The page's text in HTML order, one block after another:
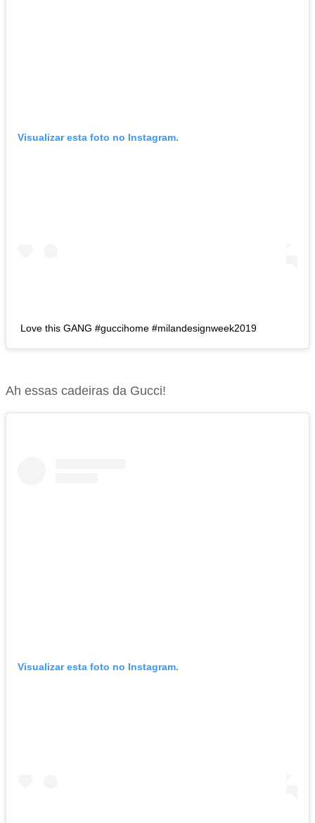
Visualizar esta foto no Instagram.
Love this GANG #guccihome #milandesignweek2019
Ah essas cadeiras da Gucci!
Visualizar esta foto no Instagram.